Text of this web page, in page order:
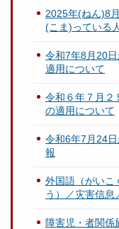
2025年(ねん)8
(こま)っている
令和7年8月20
適用について
令和６年７月２
の適用について
令和6年7月24
報
外国語（がいこ
う）／灾害信
障害児・者関係